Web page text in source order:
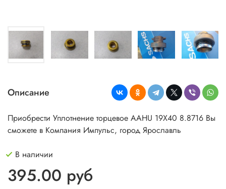
Описание
Приобрести Уплотнение торцевое ААНU 19Х40 8.8716 Вы
сможете в Компания Импульс, город Ярославль
В наличии
395.00 руб